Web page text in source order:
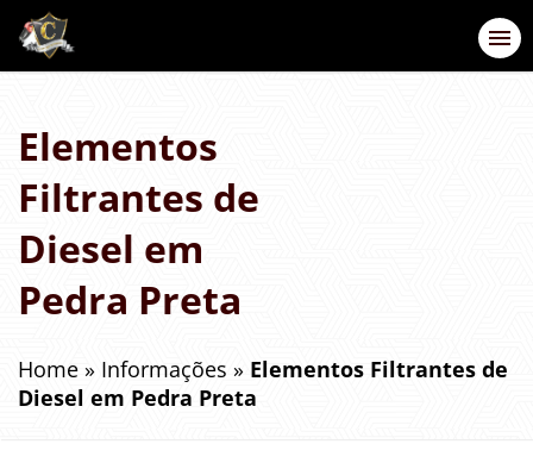
Elementos
Filtrantes de
Diesel em
Pedra Preta
Home » Informações » Elementos Filtrantes de
Diesel em Pedra Preta